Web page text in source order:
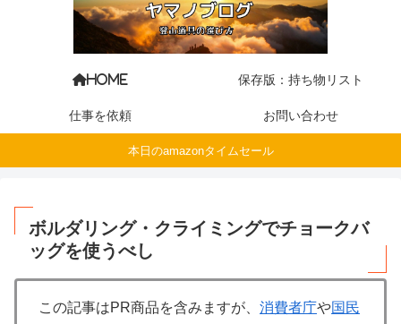
HOME 保存版：持ち物リスト
仕事を依頼 お問い合わせ
本日のamazonタイムセール
ボルダリング・クライミングでチョークバ
ッグを使うべし
この記事はPR商品を含みますが、 消費者庁や国民